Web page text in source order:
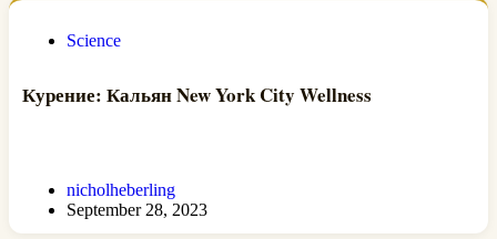
Science
Курение: Кальян New York City Wellness
nicholheberling
September 28, 2023